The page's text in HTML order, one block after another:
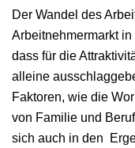
Der Wandel des
Arbeitnehmermarkt
dass für die
alleine
Faktoren, wie die
von Familie und
sich auch in den